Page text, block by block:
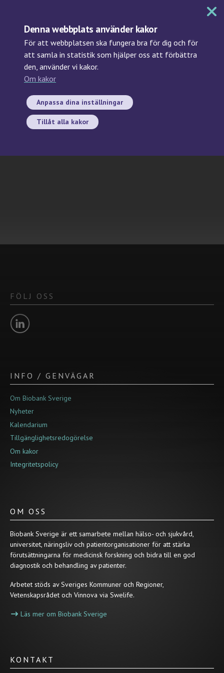
Denna webbplats använder kakor
För att webbplatsen ska fungera bra för dig och för
att samla in statistik som hjälper oss att förbättra
den, använder vi kakor.
Om kakor
Anpassa dina inställningar
Tillåt alla kakor
nyinsamlade
forskningsprov/newly
collected research samples
FÖLJ OSS
INFO / GENVÄGAR
Om Biobank Sverige
Nyheter
Kalendarium
Tillgänglighetsredogörelse
Om kakor
Integritetspolicy
OM OSS
Biobank Sverige är ett samarbete mellan hälso- och sjukvård,
universitet, näringsliv och patientorganisationer för att stärka
förutsättningarna för medicinsk forskning och bidra till en god
diagnostik och behandling av patienter.
Arbetet stöds av Sveriges Kommuner och Regioner,
Vetenskapsrådet och Vinnova via Swelife.
Läs mer om Biobank Sverige
KONTAKT